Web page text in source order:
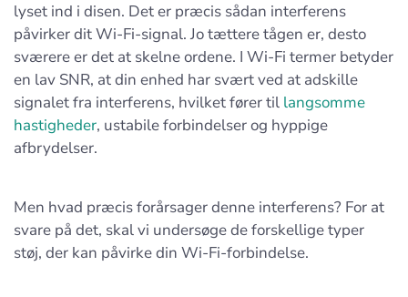
lyset ind i disen. Det er præcis sådan interferens
påvirker dit Wi-Fi-signal. Jo tættere tågen er, desto
sværere er det at skelne ordene. I Wi-Fi termer betyder
en lav SNR, at din enhed har svært ved at adskille
signalet fra interferens, hvilket fører til langsomme
hastigheder, ustabile forbindelser og hyppige
afbrydelser.
Men hvad præcis forårsager denne interferens? For at
svare på det, skal vi undersøge de forskellige typer
støj, der kan påvirke din Wi-Fi-forbindelse.